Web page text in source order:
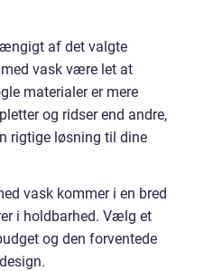
af det valgte
vask være let at
materialer er mere
og ridser end andre,
rigtige løsning til dine
vask kommer i en bred
i holdbarhed. Vælg et
og den forventede